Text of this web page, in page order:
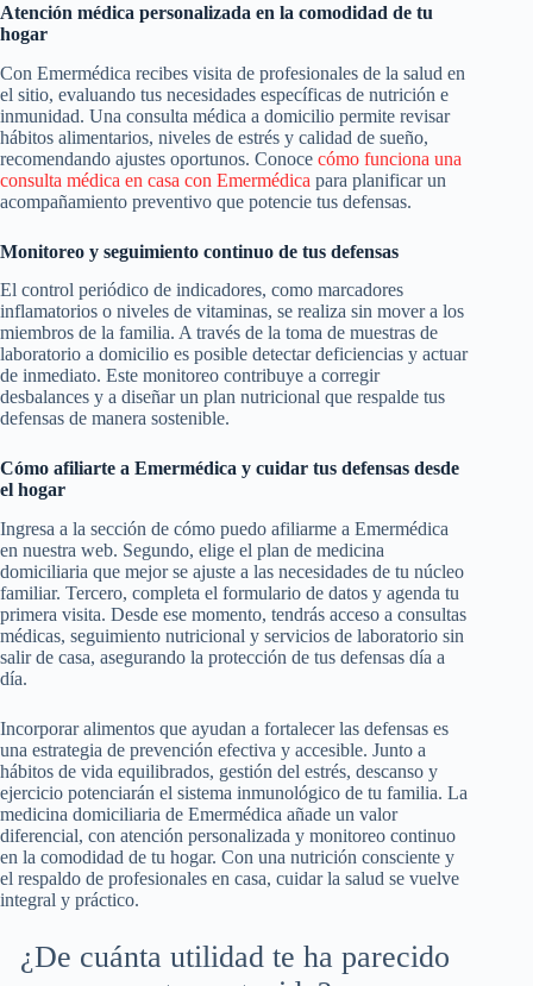
Atención médica personalizada en la comodidad de tu
hogar
Con Emermédica recibes visita de profesionales de la salud en
el sitio, evaluando tus necesidades específicas de nutrición e
inmunidad. Una consulta médica a domicilio permite revisar
hábitos alimentarios, niveles de estrés y calidad de sueño,
recomendando ajustes oportunos. Conoce cómo funciona una
consulta médica en casa con Emermédica para planificar un
acompañamiento preventivo que potencie tus defensas.
Monitoreo y seguimiento continuo de tus defensas
El control periódico de indicadores, como marcadores
inflamatorios o niveles de vitaminas, se realiza sin mover a los
miembros de la familia. A través de la toma de muestras de
laboratorio a domicilio es posible detectar deficiencias y actuar
de inmediato. Este monitoreo contribuye a corregir
desbalances y a diseñar un plan nutricional que respalde tus
defensas de manera sostenible.
Cómo afiliarte a Emermédica y cuidar tus defensas desde
el hogar
Ingresa a la sección de cómo puedo afiliarme a Emermédica
en nuestra web. Segundo, elige el plan de medicina
domiciliaria que mejor se ajuste a las necesidades de tu núcleo
familiar. Tercero, completa el formulario de datos y agenda tu
primera visita. Desde ese momento, tendrás acceso a consultas
médicas, seguimiento nutricional y servicios de laboratorio sin
salir de casa, asegurando la protección de tus defensas día a
día.
Incorporar alimentos que ayudan a fortalecer las defensas es
una estrategia de prevención efectiva y accesible. Junto a
hábitos de vida equilibrados, gestión del estrés, descanso y
ejercicio potenciarán el sistema inmunológico de tu familia. La
medicina domiciliaria de Emermédica añade un valor
diferencial, con atención personalizada y monitoreo continuo
en la comodidad de tu hogar. Con una nutrición consciente y
el respaldo de profesionales en casa, cuidar la salud se vuelve
integral y práctico.
¿De cuánta utilidad te ha parecido